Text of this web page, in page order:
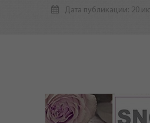
Дата публикации: 20